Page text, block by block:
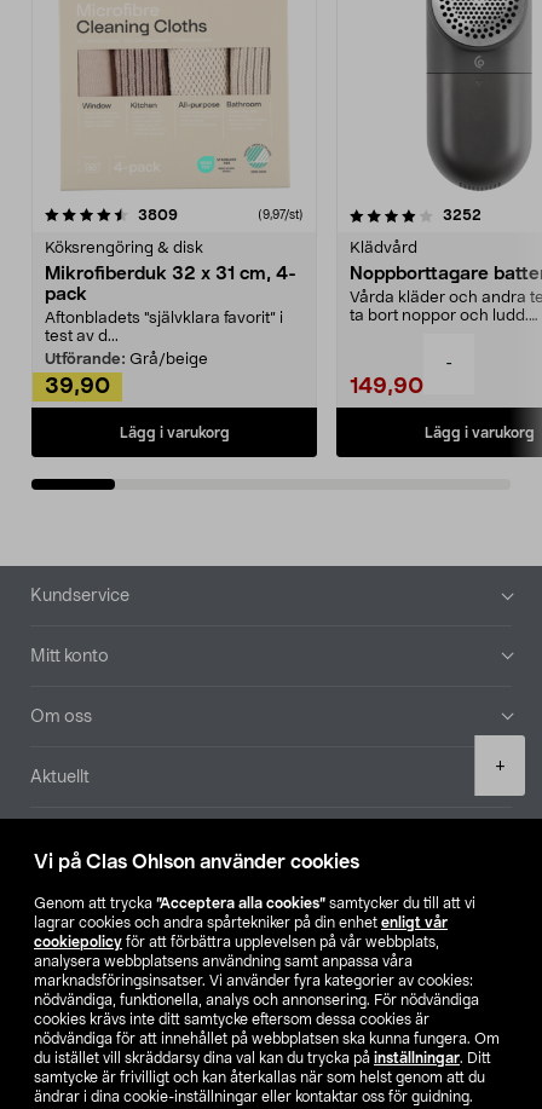
Vi på Clas Ohlson använder cookies
Genom att trycka ”Acceptera alla cookies” samtycker du till att vi
lagrar cookies och andra spårtekniker på din enhet enligt vår
cookiepolicy för att förbättra upplevelsen på vår webbplats,
analysera webbplatsens användning samt anpassa våra
marknadsföringsinsatser. Vi använder fyra kategorier av cookies:
nödvändiga, funktionella, analys och annonsering. För nödvändiga
cookies krävs inte ditt samtycke eftersom dessa cookies är
nödvändiga för att innehållet på webbplatsen ska kunna fungera. Om
du istället vill skräddarsy dina val kan du trycka på inställningar. Ditt
samtycke är frivilligt och kan återkallas när som helst genom att du
ändrar i dina cookie-inställningar eller kontaktar oss för guidning.
-
+
3809recensioner (9,97/st)
Köksrengöring & disk
Mikrofiberduk 32 x 31 cm, 4-
pack
Aftonbladets "självklara favorit” i
test av d...
Utförande: Grå/beige
39,90
Lägg i varukorg
4.0av 5 stjärnor 3252
Klädvård
Noppborttagare
Vårda kläder och andra
ta bort noppor och ludd.
149,90
Lägg i varukorg
4.5av 5 stjärnor
Sidfot
Kundservice
Mitt konto
Om oss
Aktuellt
Hitta butik
SE NO FI